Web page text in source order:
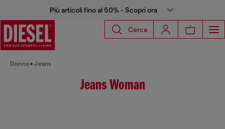
Più articoli fino al 50% - Scopri ora
Cerca
Donna Jeans
Jeans Woman